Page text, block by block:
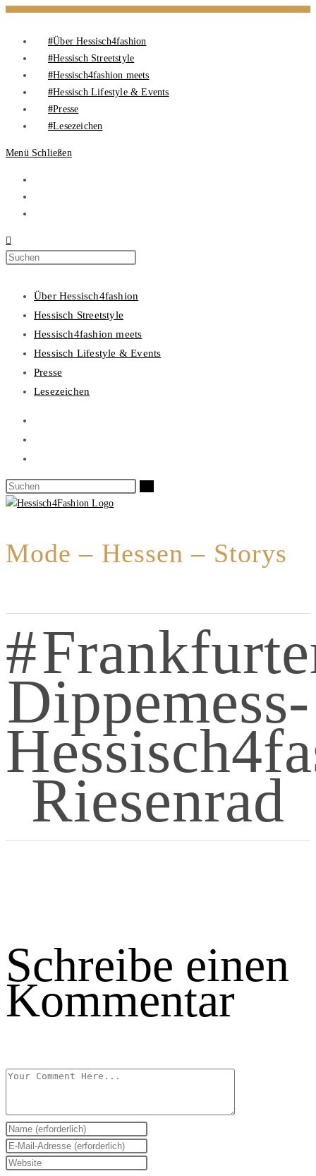
Über Hessisch4fashion
Hessisch Streetstyle
Hessisch4fashion meets
Hessisch Lifestyle & Events
Presse
Lesezeichen
Menü Schließen
Über Hessisch4fashion
Hessisch Streetstyle
Hessisch4fashion meets
Hessisch Lifestyle & Events
Presse
Lesezeichen
Mode – Hessen – Storys
Dippemess-
Riesenrad
Schreibe einen
Kommentar